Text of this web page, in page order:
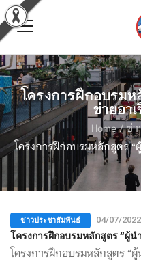
โครงการฝึกอบรมห
ข่ายอา
Home/ ข่
โครงการฝึกอบรมหลักสูตร “
ข่าวประชาสัมพันธ์ 04/07/2022
โครงการฝึกอบรมหลักสูตร “ผู้น
โครงการฝึกอบรมหลักสูตร “ผู้